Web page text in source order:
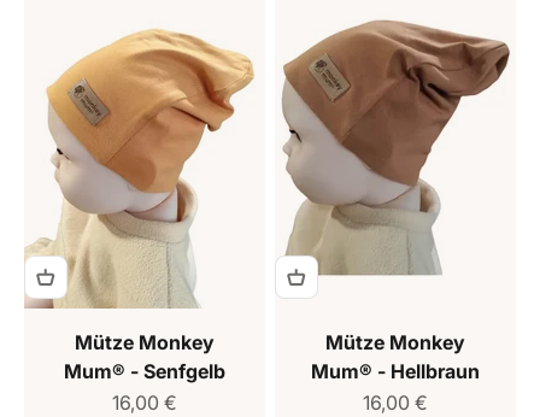
Mütze Monkey
Mum® - Senfgelb
Verkaufspreis
16,00 €
Mütze Monkey
Mum® - Hellbraun
Verkaufspreis
16,00 €